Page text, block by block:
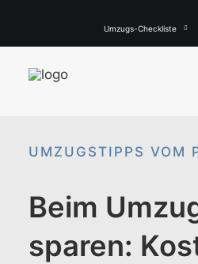
Umzugs-Checkliste
Privatumzüge
Alle Leistungen
Mehr
UMZUGSTIPPS VOM
Beim
sparen: